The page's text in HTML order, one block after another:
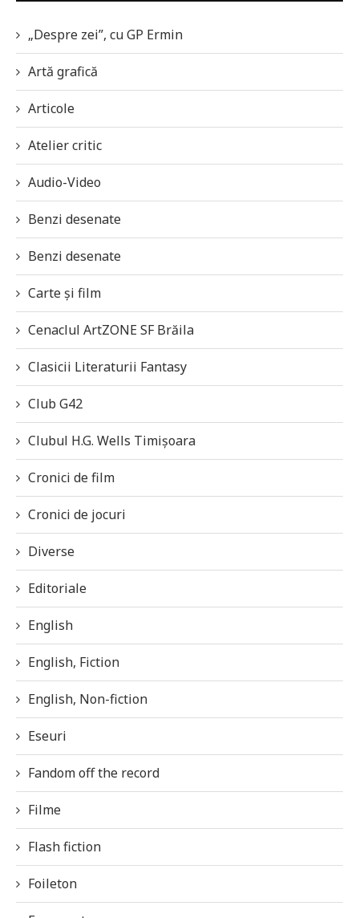
„Despre zei”, cu GP Ermin
Artă grafică
Articole
Atelier critic
Audio-Video
Benzi desenate
Benzi desenate
Carte și film
Cenaclul ArtZONE SF Brăila
Clasicii Literaturii Fantasy
Club G42
Clubul H.G. Wells Timișoara
Cronici de film
Cronici de jocuri
Diverse
Editoriale
English
English, Fiction
English, Non-fiction
Eseuri
Fandom off the record
Filme
Flash fiction
Foileton